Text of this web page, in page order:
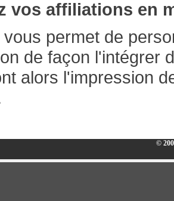
vos affiliations en
vous permet de
de façon l'intégrer
alors l'impression
©